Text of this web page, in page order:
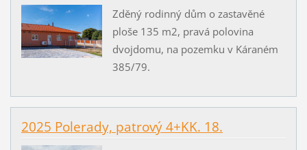
Zděný rodinný dům o zastavěné
ploše 135 m2, pravá polovina
dvojdomu, na pozemku v Káraném
385/79.
2025 Polerady, patrový 4+KK. 18.